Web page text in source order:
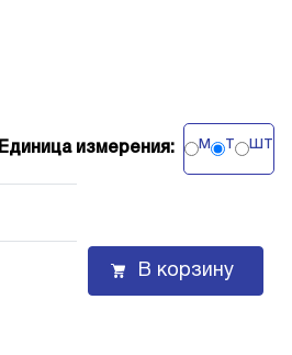
Единица измерения: м т шт
В корзину